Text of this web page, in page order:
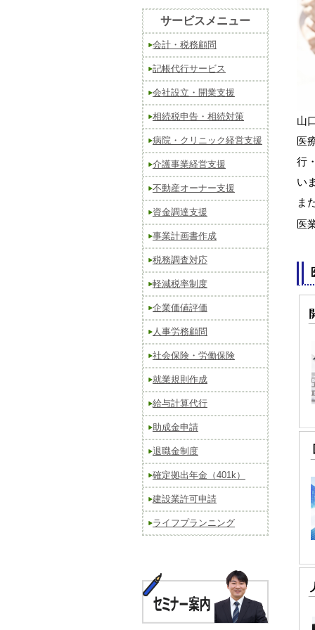
山
医
行
い
ま
医
サービスメニュー
会計・税務顧問
記帳代行サービス
会社設立・開業支援
相続税申告・相続対策
病院・クリニック経営支援
介護事業経営支援
不動産オーナー支援
資金調達支援
事業計画書作成
税務調査対応
軽減税率制度
企業価値評価
人事労務顧問
社会保険・労働保険
就業規則作成
給与計算代行
助成金申請
退職金制度
確定拠出年金（401k）
建設業許可申請
ライフプランニング